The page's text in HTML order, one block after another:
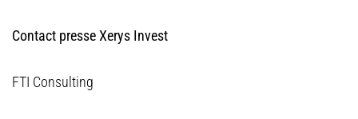
Contact presse Xerys Invest
FTI Consulting